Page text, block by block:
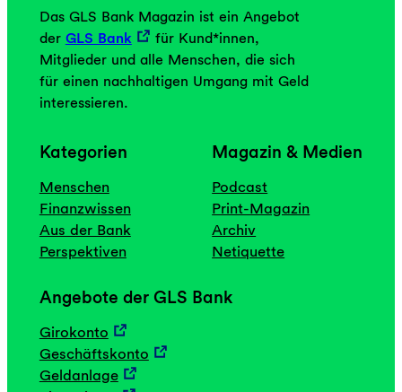
Das GLS Bank Magazin ist ein Angebot
der GLS Bank
für Kund*innen,
Mitglieder und alle Menschen, die sich
für einen nachhaltigen Umgang mit Geld
interessieren.
Kategorien
Menschen
Finanzwissen
Aus der Bank
Perspektiven
Magazin & Medien
Podcast
Print-Magazin
Archiv
Netiquette
Angebote der GLS Bank
Girokonto
Geschäftskonto
Geldanlage